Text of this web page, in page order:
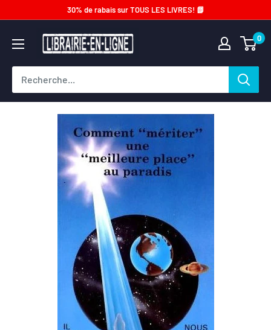
contenu
30% de rabais sur TOUS LES LIVRES! 📗
Librairie-
en-
ligne.com
0